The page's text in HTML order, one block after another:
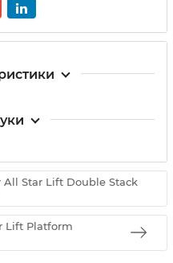
All Star Lift Double Stack
Lift Platform